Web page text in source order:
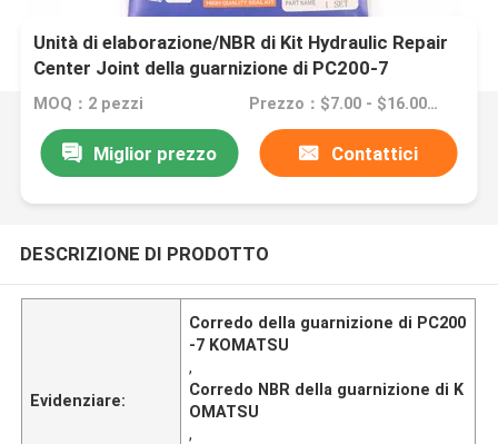
Unità di elaborazione/NBR di Kit Hydraulic Repair
Center Joint della guarnizione di PC200-7
KOMATSU
MOQ：2 pezzi Prezzo：$7.00 - $16.00/Pieces
Miglior prezzo Contattici
DESCRIZIONE DI PRODOTTO
Evidenziare:
Corredo della guarnizione di PC200
-7 KOMATSU
,
Corredo NBR della guarnizione di K
OMATSU
,